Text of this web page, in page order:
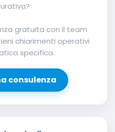
gratuita con il team
chiarimenti operativi
specifica.
consulenza